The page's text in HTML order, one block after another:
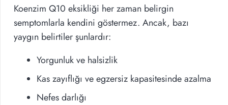
Koenzim Q10 eksikliği her zaman belirgin
semptomlarla kendini göstermez. Ancak, bazı
yaygın belirtiler şunlardır:
Yorgunluk ve halsizlik
Kas zayıflığı ve egzersiz kapasitesinde azalma
Nefes darlığı